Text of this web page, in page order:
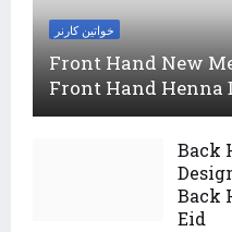
خواتین کارنر
Front Hand New
Front Hand Henna
Back
Back
Eid